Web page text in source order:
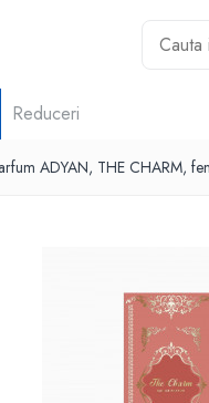
Reduceri
ADYAN, THE CHARM,